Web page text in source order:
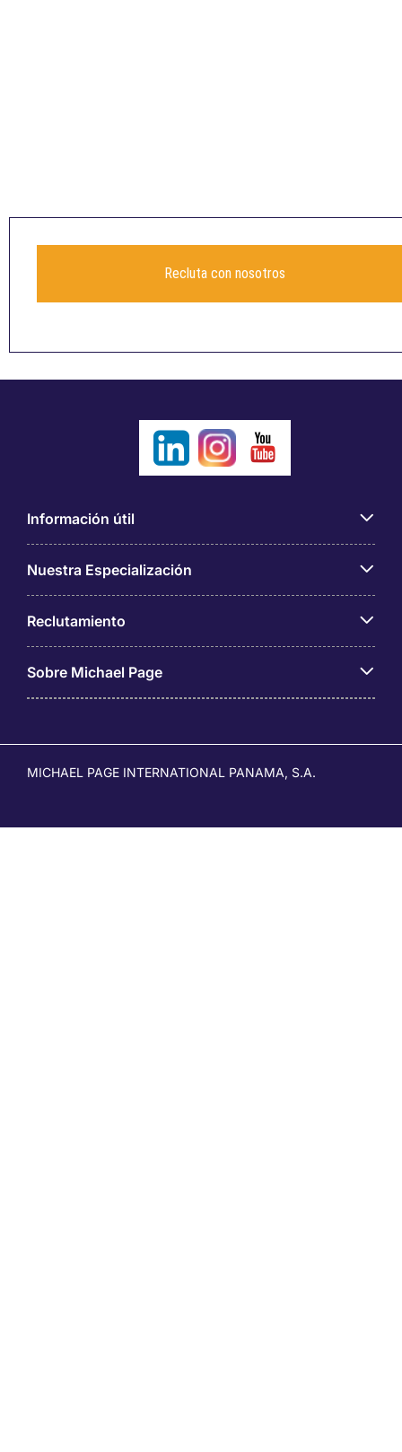
Recluta con nosotros
Información útil
Nuestra Especialización
Reclutamiento
Sobre Michael Page
MICHAEL PAGE INTERNATIONAL PANAMA, S.A.